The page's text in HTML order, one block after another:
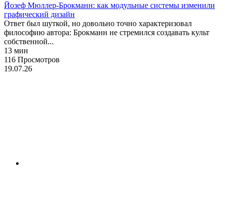
Йозеф Мюллер-Брокманн: как модульные системы изменили
графический дизайн
Ответ был шуткой, но довольно точно характеризовал
философию автора: Брокманн не стремился создавать культ
собственной...
13 мин
116 Просмотров
19.07.26